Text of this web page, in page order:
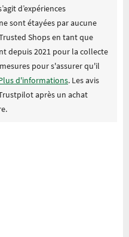
d’expériences
sont étayées par aucune
Shops en tant que
depuis 2021 pour la collecte
pour s'assurer qu'il
d'informations. Les avis
après un achat